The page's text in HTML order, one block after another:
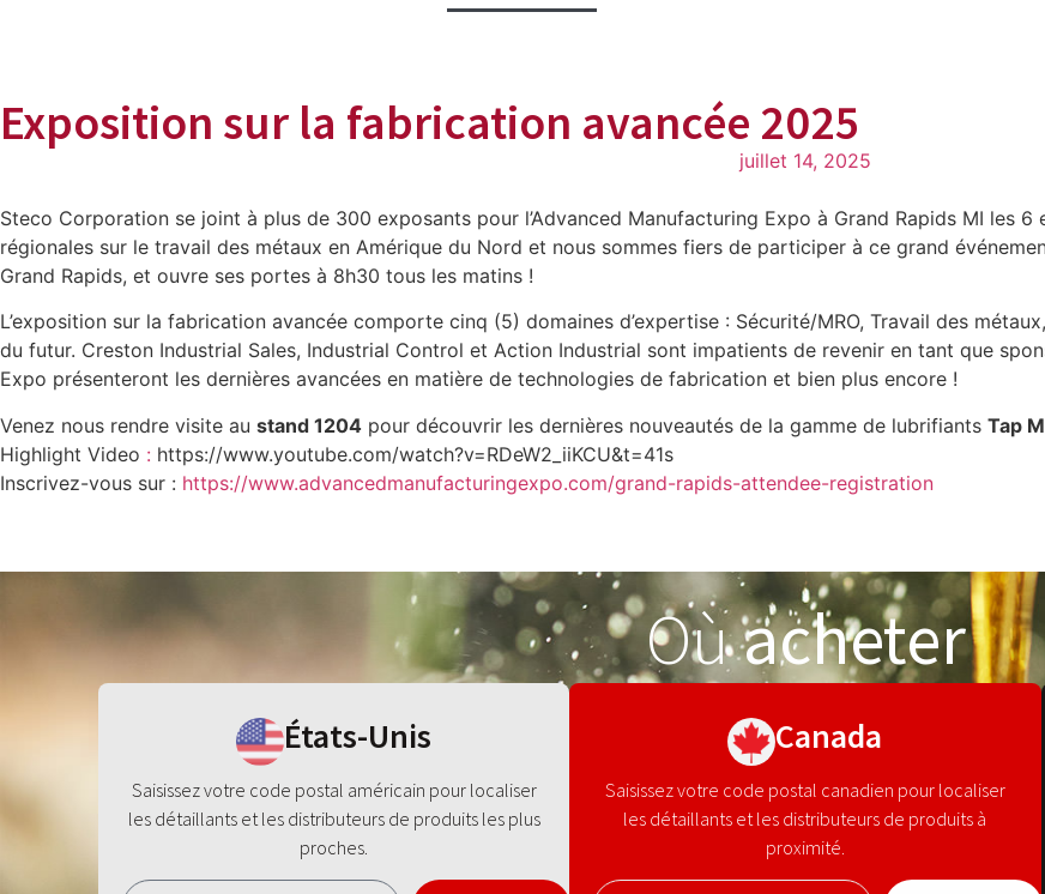
Exposition sur la fabrication avancée 2025
juillet 14, 2025
Steco Corporation se joint à plus de 300 exposants pour l’Advanced Manufacturing Expo à Grand Rapids MI les 6
régionales sur le travail des métaux en Amérique du Nord et nous sommes fiers de participer à ce grand
Grand Rapids, et ouvre ses portes à 8h30 tous les matins !
L’exposition sur la fabrication avancée comporte cinq (5) domaines d’expertise : Sécurité/MRO, Travail des
du futur. Creston Industrial Sales, Industrial Control et Action Industrial sont impatients de revenir en tant que
Expo présenteront les dernières avancées en matière de technologies de fabrication et bien plus encore !
Venez nous rendre visite au stand 1204 pour découvrir les dernières nouveautés de la gamme de lubrifiants Tap
Highlight Video : https://www.youtube.com/watch?v=RDeW2_iiKCU&t=41s
Inscrivez-vous sur : https://www.advancedmanufacturingexpo.com/grand-rapids-attendee-registration
Oùacheter
États-Unis
Saisissez votre code postal américain pour localiser
les détaillants et les distributeurs de produits les plus
proches.
Canada
Saisissez votre code postal canadien pour localiser
les détaillants et les distributeurs de produits à
proximité.